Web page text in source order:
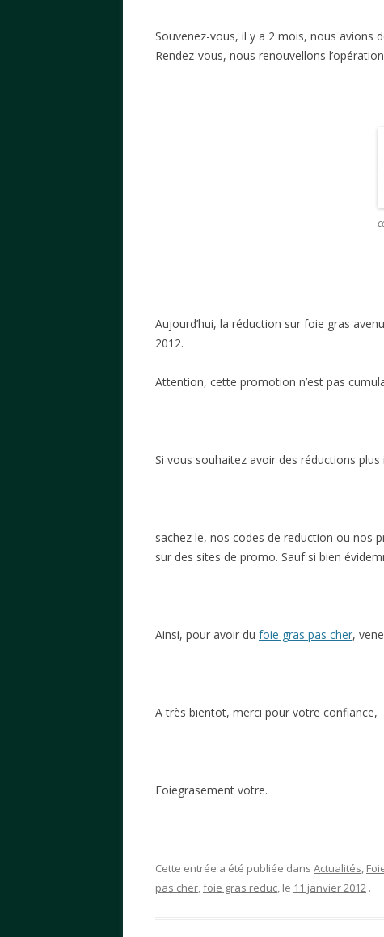
Souvenez-vous, il y a 2 mois, nous avions
Rendez-vous, nous renouvellons
Aujourd’hui, la réduction sur foie gras
2012.
Attention, cette promotion n’est pas
Si vous souhaitez avoir des réductions
sachez le, nos codes de reduction ou nos
sur des sites de promo. Sauf si bien
Ainsi, pour avoir du foie gras pas cher,
A très bientot, merci pour votre confiance,
Foiegrasement votre.
Cette entrée a été publiée dans Actualités,
pas cher,foie gras reduc, le 11 janvier 2012 .